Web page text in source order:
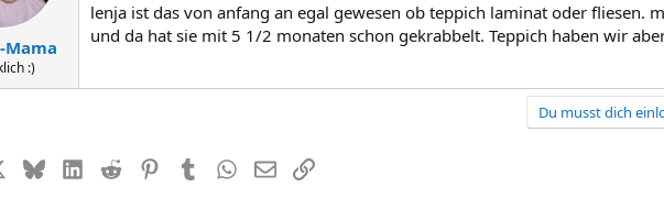
Mama
:)
lenja ist das von anfang an egal gewesen ob teppich laminat oder fliesen.
und da hat sie mit 5 1/2 monaten schon gekrabbelt. Teppich haben wir
Du musst dich
X (Twitter)
BlueskyLinkedIn
Reddit PinterestTumblrWhatsApp
E-MailLink